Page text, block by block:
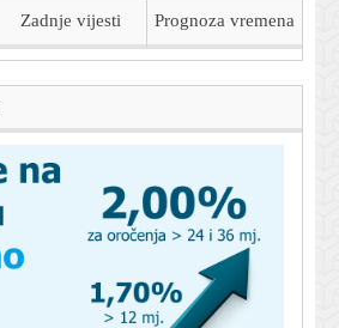
Zadnje vijesti Prognoza vremena